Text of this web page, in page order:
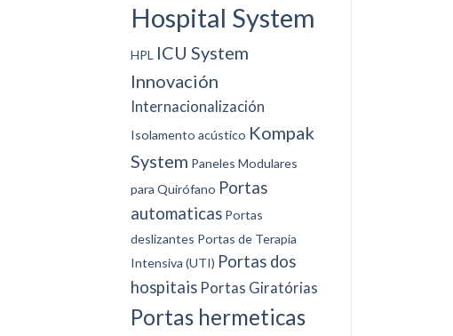
Hospital System
HPL ICU System
Innovación
Internacionalización
Isolamento acústico Kompak
System Paneles Modulares
para Quirófano Portas
automaticas Portas
deslizantes Portas de Terapia
Intensiva (UTI) Portas dos
hospitais Portas Giratórias
Portas hermeticas